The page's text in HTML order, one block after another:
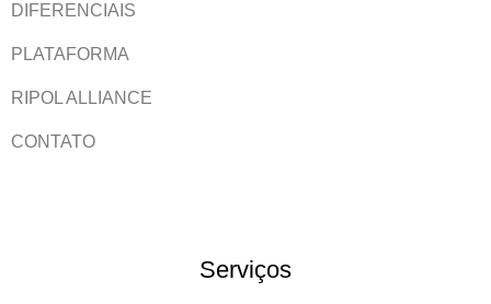
DIFERENCIAIS
PLATAFORMA
RIPOL ALLIANCE
CONTATO
Serviços